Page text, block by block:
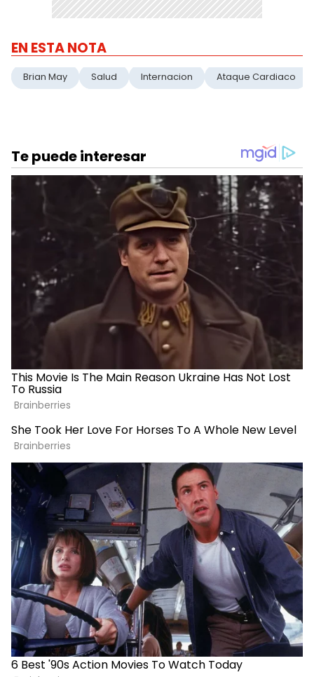
EN ESTA NOTA
Brian May Salud Internacion Ataque Cardiaco